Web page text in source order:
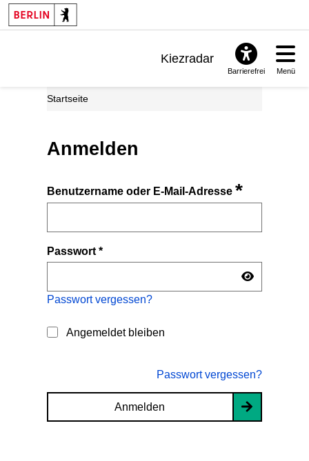
Kiezradar
Barrierefrei Menü
Startseite
Anmelden
Benutzername oder E-Mail-Adresse*
Passwort*
Passwort vergessen?
Angemeldet bleiben
Passwort vergessen?
Anmelden